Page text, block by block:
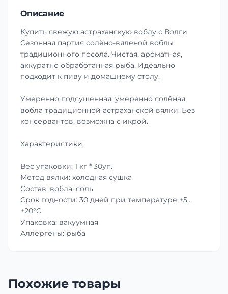
Описание
Купить свежую астраханскую воблу с Волги
Сезонная партия солёно-вяленой воблы
традиционного посола. Чистая, ароматная,
аккуратно обработанная рыба. Идеально
подходит к пиву и домашнему столу.
Умеренно подсушенная, умеренно солёная
вобла традиционной астраханской вялки. Без
консервантов, возможна с икрой.
Характеристики:
Вес упаковки: 1 кг * 30уп.
Метод вялки: холодная сушка
Состав: вобла, соль
Срок годности: 30 дней при температуре +5…
+20°C
Упаковка: вакуумная
Аллергены: рыба
Похожие товары